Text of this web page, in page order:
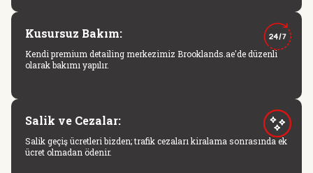
Kusursuz Bakım:
Kendi premium detailing merkezimiz Brooklands.ae'de düzenli
olarak bakımı yapılır.
Salik ve Cezalar:
Salik geçiş ücretleri bizden; trafik cezaları kiralama sonrasında ek
ücret olmadan ödenir.